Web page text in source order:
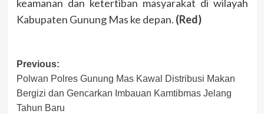
keamanan dan ketertiban masyarakat di wilayah
Kabupaten Gunung Mas ke depan. (Red)
Post
navigation
Previous:
Polwan Polres Gunung Mas Kawal Distribusi Makan
Bergizi dan Gencarkan Imbauan Kamtibmas Jelang
Tahun Baru